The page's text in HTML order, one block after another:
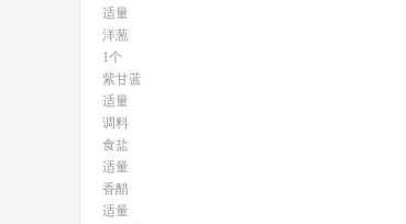
适量
洋葱
1个
紫甘蓝
适量
调料
食盐
适量
香醋
适量